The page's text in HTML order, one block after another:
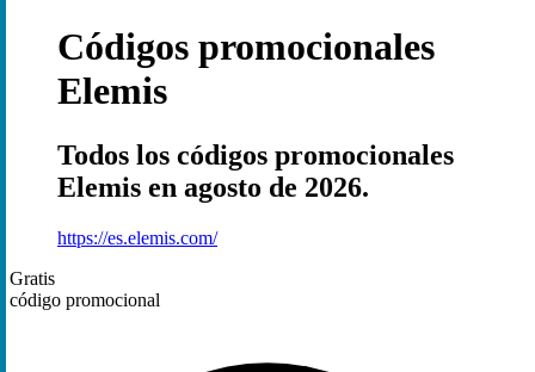
Códigos promocionales
Elemis
Todos los códigos promocionales
Elemis en agosto de 2026.
https://es.elemis.com/
Gratis
código promocional